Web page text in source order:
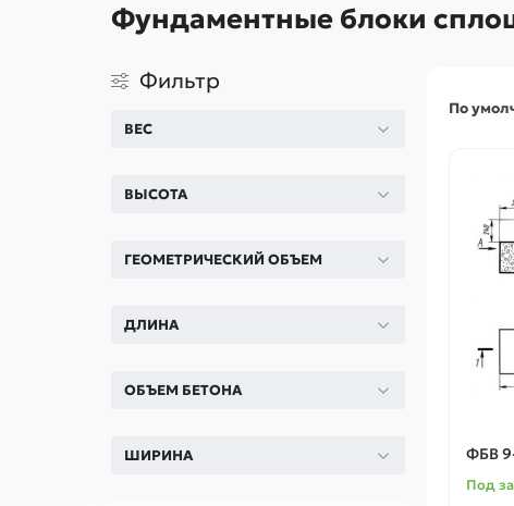
Фундаментные блоки
Фильтр
ВЕС
ВЫСОТА
ГЕОМЕТРИЧЕСКИЙ ОБЪЕМ
ДЛИНА
ОБЪЕМ БЕТОНА
ШИРИНА
По
ФБВ
Под